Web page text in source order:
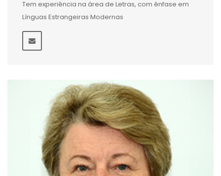
Tem experiência na área de Letras, com ênfase em
Línguas Estrangeiras Modernas